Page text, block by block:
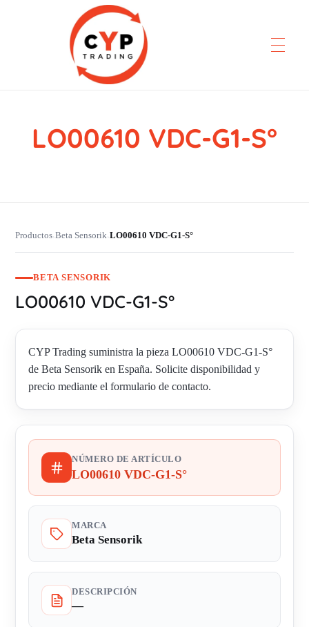
CYP Trading
Professionelle Ersatzteilbeschaffung
LO00610 VDC-G1-S°
Productos›Beta Sensorik›LO00610 VDC-G1-S°
BETA SENSORIK
LO00610 VDC-G1-S°
CYP Trading suministra la pieza LO00610 VDC-G1-S°
de Beta Sensorik en España. Solicite disponibilidad y
precio mediante el formulario de contacto.
NÚMERO DE ARTÍCULO
LO00610 VDC-G1-S°
MARCA
Beta Sensorik
DESCRIPCIÓN
—